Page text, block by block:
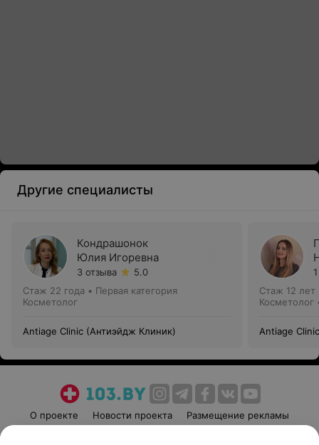
Другие специалисты
Кондрашонок
Юлия Игоревна
3 отзыва
5.0
Стаж 22 года • Первая категория
Косметолог
Antiage Clinic (Антиэйдж Клиник)
Стаж 12 лет
Косметолог
Antiage
О проекте Новости проекта
Размещение рекламы